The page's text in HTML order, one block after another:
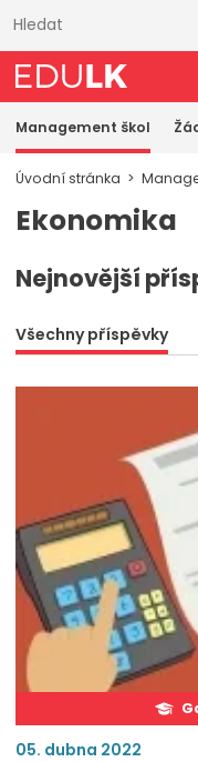
obsahu
Management škol
Úvodní stránka
Ekonomika
Nejnovější
Všechny příspěvky
05. dubna 2022